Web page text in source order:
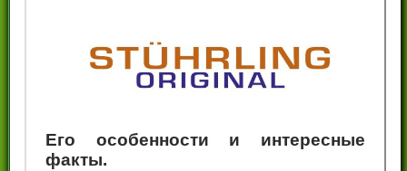
Его особенности и интересные
факты.